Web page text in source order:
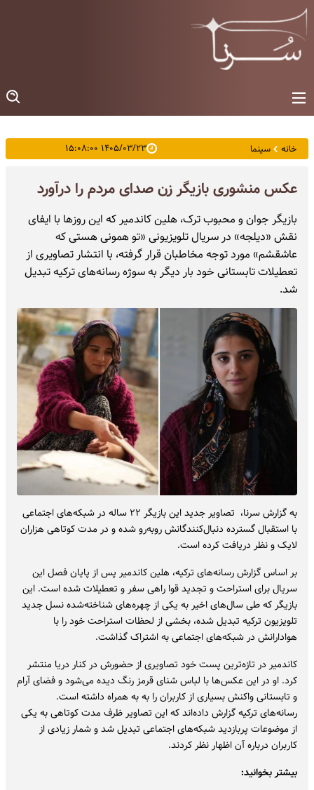
خانه سینما ۱۴۰۵/۰۳/۲۳ ۱۵:۰۸:۰۰
عکس منشوری بازیگر زن صدای مردم را درآورد
بازیگر جوان و محبوب ترک، هلین کاندمیر که این روزها با ایفای
نقش «دیلجه» در سریال تلویزیونی «تو همونی هستی که
عاشقشم» مورد توجه مخاطبان قرار گرفته، با انتشار تصاویری از
تعطیلات تابستانی خود بار دیگر به سوژه رسانه‌های ترکیه تبدیل
شد.
به گزارش سرنا، تصاویر جدید این بازیگر ۲۲ ساله در شبکه‌های اجتماعی
با استقبال گسترده دنبال‌کنندگانش روبه‌رو شده و در مدت کوتاهی هزاران
لایک و نظر دریافت کرده است.
بر اساس گزارش رسانه‌های ترکیه، هلین کاندمیر پس از پایان فصل این
سریال برای استراحت و تجدید قوا راهی سفر و تعطیلات شده است. این
بازیگر که طی سال‌های اخیر به یکی از چهره‌های شناخته‌شده نسل جدید
تلویزیون ترکیه تبدیل شده، بخشی از لحظات استراحت خود را با
هوادارانش در شبکه‌های اجتماعی به اشتراک گذاشت.
کاندمیر در تازه‌ترین پست خود تصاویری از حضورش در کنار دریا منتشر
کرد. او در این عکس‌ها با لباس شنای قرمز رنگ دیده می‌شود و فضای آرام
و تابستانی واکنش بسیاری از کاربران را به به همراه داشته است.
رسانه‌های ترکیه گزارش داده‌اند که این تصاویر ظرف مدت کوتاهی به یکی
از موضوعات پربازدید شبکه‌های اجتماعی تبدیل شد و شمار زیادی از
کاربران درباره آن اظهار نظر کردند.
بیشتر بخوانید: